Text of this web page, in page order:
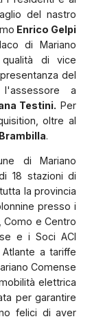
del nastro
Enrico Gelpi
di Mariano
di vice
del
a
Testini. Per
oltre al
.
di Mariano
18 stazioni di
la provincia
presso i
Como e Centro
e i Soci ACI
a tariffe
Comense
elettrica
per garantire
felici di aver